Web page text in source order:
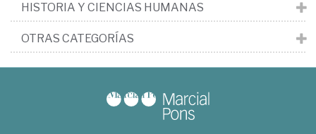
HISTORIA Y CIENCIAS HUMANAS
OTRAS CATEGORÍAS